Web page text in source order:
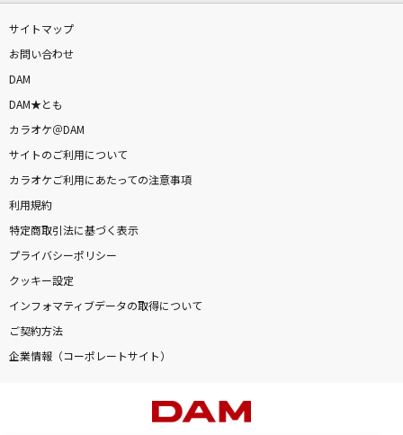
サイトマップ
お問い合わせ
DAM
DAM★とも
カラオケ＠DAM
サイトのご利用について
カラオケご利用にあたっての注意事項
利用規約
特定商取引法に基づく表示
プライバシーポリシー
クッキー設定
インフォマティブデータの取得について
ご契約方法
企業情報（コーポレートサイト）